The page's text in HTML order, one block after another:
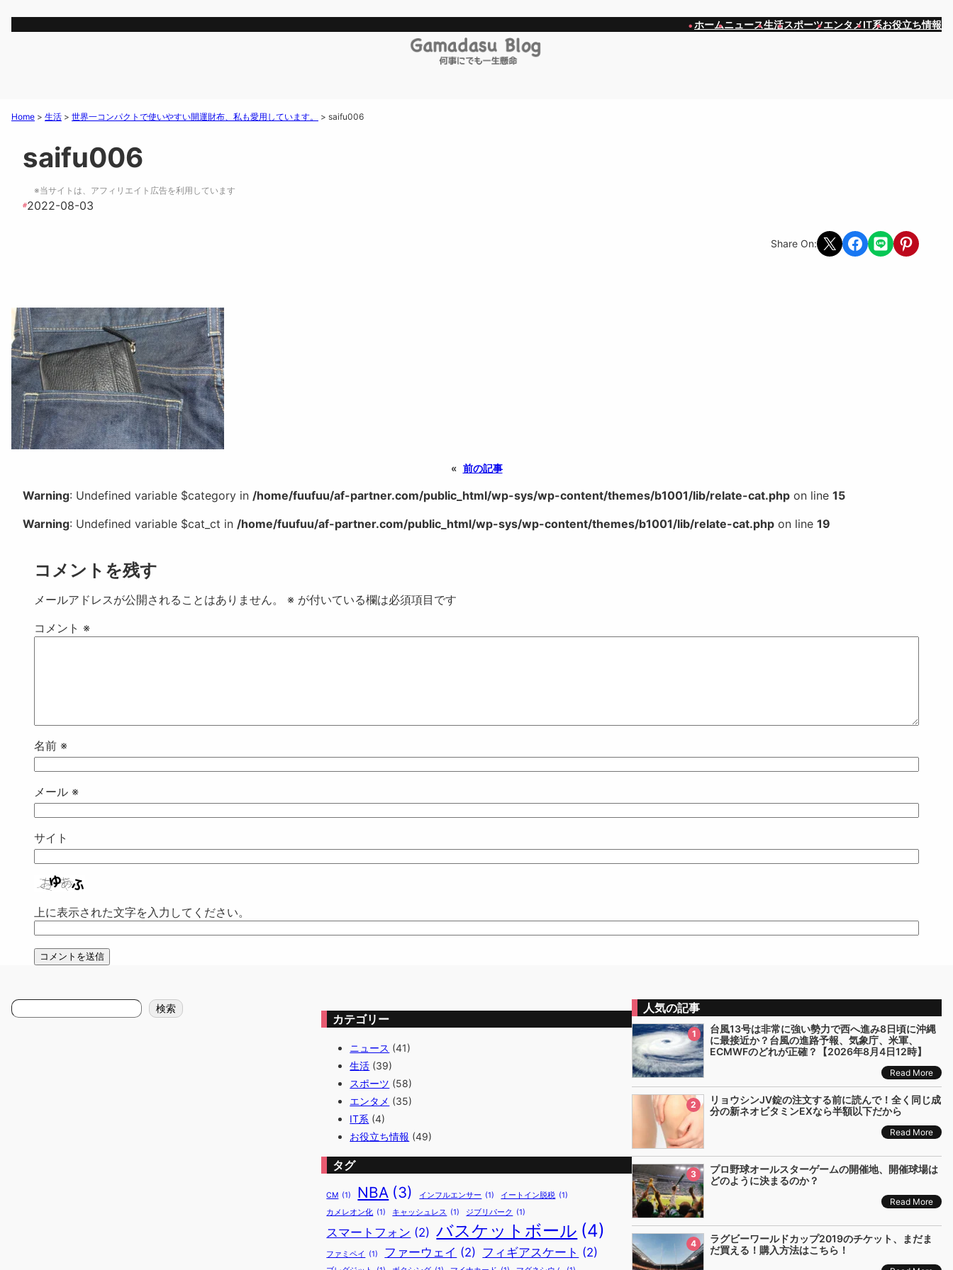
ホームニュース生活スポーツエンタメIT系お役立ち情報
Home > 生活 > 世界一コンパクトで使いやすい開運財布、私も愛用しています。 > saifu006
saifu006
※当サイトは、アフィリエイト広告を利用しています
#2022-08-03
Share On: Share on X Share on Facebook
Share on LINEShare on
« 前の記事
Warning: Undefined variable $category in /home/fuufuu/af-partner.com/public_html/wp-sys/wp-content/themes/b1001/lib/relate-cat.php on line 15
Warning: Undefined variable $cat_ct in /home/fuufuu/af-partner.com/public_html/wp-sys/wp-content/themes/b1001/lib/relate-cat.php on line 19
コメントを残す
メールアドレスが公開されることはありません。 ※ が付いている欄は必須項目です
コメント ※
名前 ※
メール ※
サイト
上に表示された文字を入力してください。
検
索
検索
カテゴリー
ニュース (41)
生活 (39)
スポーツ (58)
エンタメ (35)
IT系 (4)
お役立ち情報 (49)
タグ
CM (1) NBA (3) インフルエンサー (1) イートイン脱税 (1)
カメレオン化 (1) キャッシュレス (1) ジブリパーク (1)
スマートフォン (2) バスケットボール (4)
ファミペイ (1) ファーウェイ (2) フィギアスケート (2)
人気の記事
1
台風13号は非常に強い勢力で西へ進み8日頃に沖縄
に最接近か？台風の進路予報、気象庁、米軍、
ECMWFのどれが正確？【2026年8月4日12時】
Read More
2
リョウシンJV錠の注文する前に読んで！全く同じ成
分の新ネオビタミンEXなら半額以下だから
Read More
3
プロ野球オールスターゲームの開催地、開催球場は
どのように決まるのか？
Read More
4
ラグビーワールドカップ2019のチケット、まだま
だ買える！購入方法はこちら！